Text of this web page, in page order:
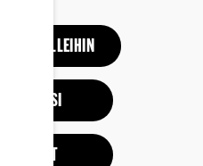
MALLEIHIN
OMASI